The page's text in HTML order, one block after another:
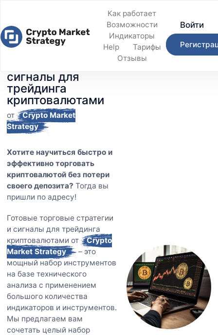
Как работает
Возможности
Индикаторы
Help
Тарифы
Отзывы
Войти
Готовые торговые
сигналы для
трейдинга
криптовалютами
от
Crypto Market
Strategy
Хотите научиться быстро и
эффективно торговать
криптовалютой без потери
своего депозита? Тогда вы
пришли по адресу!
Готовые торговые стратегии
и сигналы для трейдинга
криптовалютами от
Crypto
Market Strategy
– это
мощный набор инструментов
на базе технического
анализа с применением
большого количества
индикаторов и инструментов.
Мы предлагаем вам
сочетать целый набор